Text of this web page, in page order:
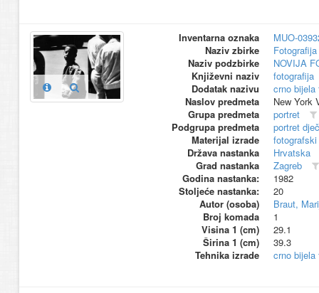
Inventarna oznaka
MUO-
Naziv zbirke
Naziv podzbirke
NOVIJA
Književni naziv
fotografija
Dodatak nazivu
crno bijela
Naslov predmeta
New York
Grupa predmeta
portret
Podgrupa predmeta
portret
Materijal izrade
fotografski
Država nastanka
Hrvatska
Grad nastanka
Zagreb
Godina nastanka:
1982
Stoljeće nastanka:
20
Autor (osoba)
Braut,
Broj komada
1
Visina 1 (cm)
29.1
Širina 1 (cm)
39.3
Tehnika izrade
crno bijela